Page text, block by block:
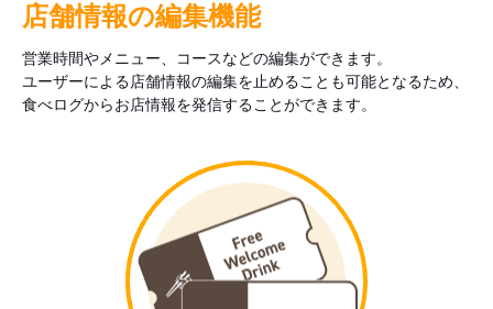
店舗情報の編集機能
営業時間やメニュー、コースなどの編集ができます。
ユーザーによる店舗情報の編集を止めることも可能となるため、
食べログからお店情報を発信することができます。